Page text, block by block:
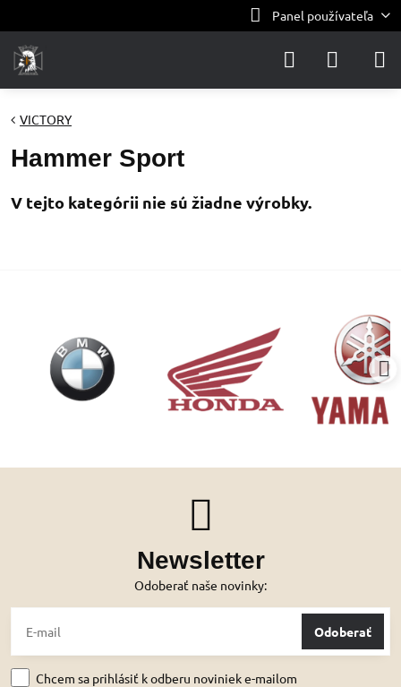
Panel používateľa
VICTORY
Hammer Sport
Newsletter
Odoberať naše novinky:
Odoberať
Chcem sa prihlásiť k odberu noviniek e-mailom